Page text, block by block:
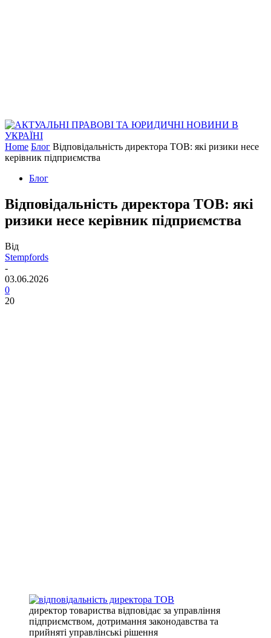
Home Блог Відповідальність директора ТОВ: які ризики несе
керівник підприємства
Блог
Відповідальність директора ТОВ: які
ризики несе керівник підприємства
Від
Stempfords
-
03.06.2026
0
20
директор товариства відповідає за управління
підприємством, дотримання законодавства та
прийняті управлінські рішення